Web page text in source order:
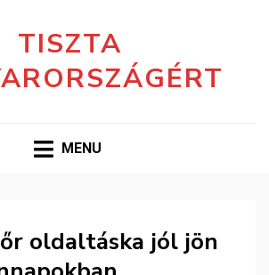
TISZTA
MENU
oldaltáska jól jön